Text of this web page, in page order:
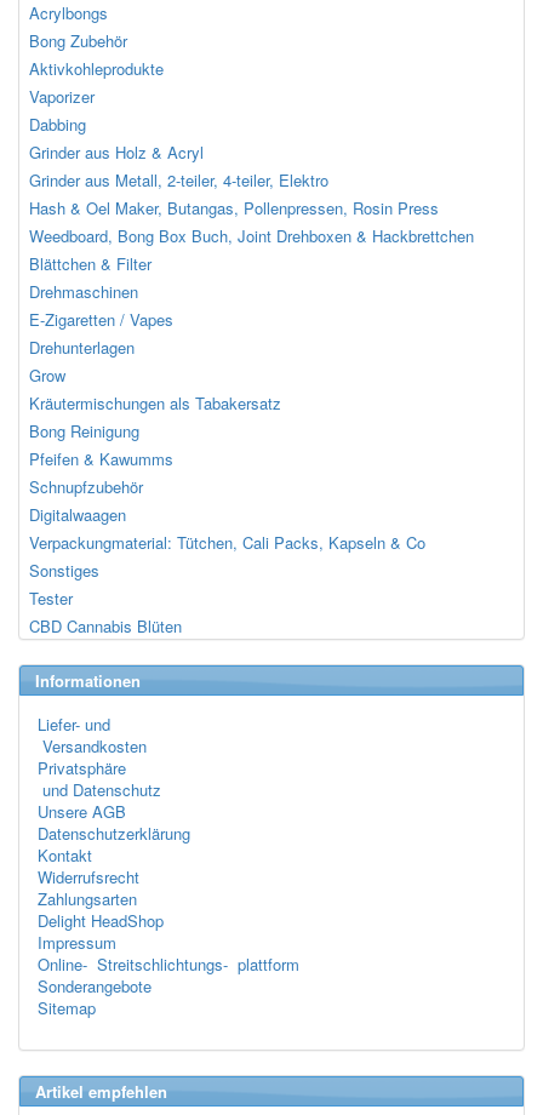
Acrylbongs
Bong Zubehör
Aktivkohleprodukte
Vaporizer
Dabbing
Grinder aus Holz & Acryl
Grinder aus Metall, 2-teiler, 4-teiler, Elektro
Hash & Oel Maker, Butangas, Pollenpressen, Rosin Press
Weedboard, Bong Box Buch, Joint Drehboxen & Hackbrettchen
Blättchen & Filter
Drehmaschinen
E-Zigaretten / Vapes
Drehunterlagen
Grow
Kräutermischungen als Tabakersatz
Bong Reinigung
Pfeifen & Kawumms
Schnupfzubehör
Digitalwaagen
Verpackungmaterial: Tütchen, Cali Packs, Kapseln & Co
Sonstiges
Tester
CBD Cannabis Blüten
Informationen
Liefer- und
Versandkosten
Privatsphäre
und Datenschutz
Unsere AGB
Datenschutzerklärung
Kontakt
Widerrufsrecht
Zahlungsarten
Delight HeadShop
Impressum
Online- Streitschlichtungs- plattform
Sonderangebote
Sitemap
Artikel empfehlen